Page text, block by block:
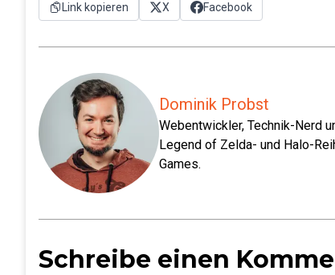
Link kopieren X Facebook
Dominik Probst
Webentwickler, Technik-Nerd
Legend of Zelda- und Halo-
Games.
Schreibe einen